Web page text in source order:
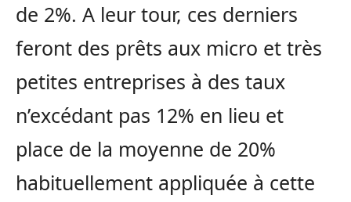
de 2%. A leur tour, ces derniers
feront des prêts aux micro et très
petites entreprises à des taux
n’excédant pas 12% en lieu et
place de la moyenne de 20%
habituellement appliquée à cette